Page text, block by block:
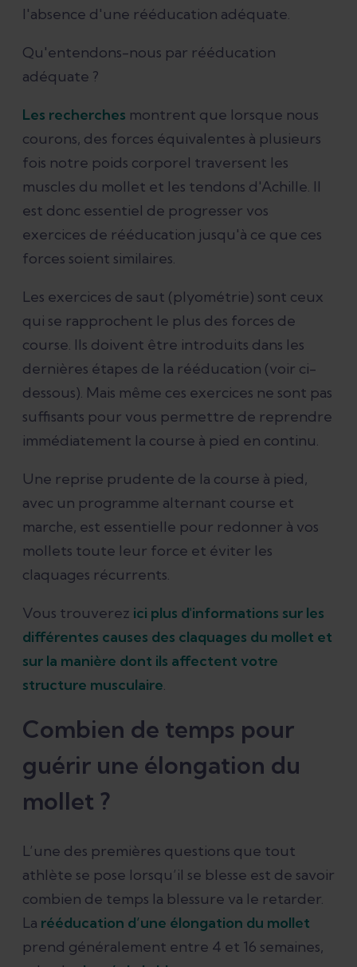
l'absence d'une rééducation adéquate.
Qu'entendons-nous par rééducation
adéquate ?
Les recherches montrent que lorsque nous
courons, des forces équivalentes à plusieurs
fois notre poids corporel traversent les
muscles du mollet et les tendons d'Achille. Il
est donc essentiel de progresser vos
exercices de rééducation jusqu'à ce que ces
forces soient similaires.
Les exercices de saut (plyométrie) sont ceux
qui se rapprochent le plus des forces de
course. Ils doivent être introduits dans les
dernières étapes de la rééducation (voir ci-
dessous). Mais même ces exercices ne sont pas
suffisants pour vous permettre de reprendre
immédiatement la course à pied en continu.
Une reprise prudente de la course à pied,
avec un programme alternant course et
marche, est essentielle pour redonner à vos
mollets toute leur force et éviter les
claquages récurrents.
Vous trouverez ici plus d'informations sur les
différentes causes des claquages du mollet et
sur la manière dont ils affectent votre
structure musculaire.
Combien de temps pour
guérir une élongation du
mollet ?
L’une des premières questions que tout
athlète se pose lorsqu’il se blesse est de savoir
combien de temps la blessure va le retarder.
La rééducation d’une élongation du mollet
prend généralement entre 4 et 16 semaines,